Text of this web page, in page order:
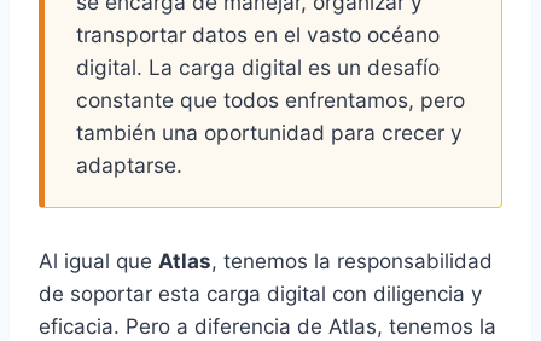
transportar datos en el vasto océano
digital. La carga digital es un desafío
constante que todos enfrentamos, pero
también una oportunidad para crecer y
adaptarse.
Al igual que Atlas, tenemos la responsabilidad
de soportar esta carga digital con diligencia y
eficacia. Pero a diferencia de Atlas, tenemos la